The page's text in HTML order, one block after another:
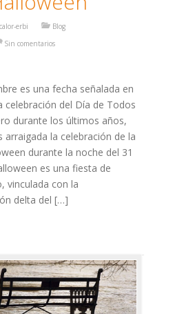
calor-erbi
Blog
Sin comentarios
es una fecha señalada en
celebración del Día de Todos
durante los últimos años,
arraigada la celebración de la
durante la noche del 31
es una fiesta de
vinculada con la
delta del […]